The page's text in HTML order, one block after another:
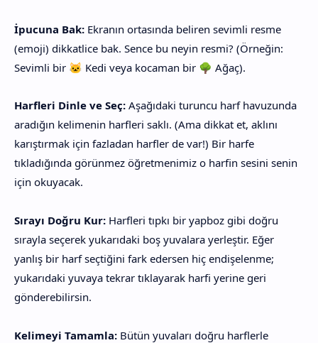
İpucuna Bak: Ekranın ortasında beliren sevimli resme
(emoji) dikkatlice bak. Sence bu neyin resmi? (Örneğin:
Sevimli bir 🐱 Kedi veya kocaman bir 🌳 Ağaç).
Harfleri Dinle ve Seç: Aşağıdaki turuncu harf havuzunda
aradığın kelimenin harfleri saklı. (Ama dikkat et, aklını
karıştırmak için fazladan harfler de var!) Bir harfe
tıkladığında görünmez öğretmenimiz o harfin sesini senin
için okuyacak.
Sırayı Doğru Kur: Harfleri tıpkı bir yapboz gibi doğru
sırayla seçerek yukarıdaki boş yuvalara yerleştir. Eğer
yanlış bir harf seçtiğini fark edersen hiç endişelenme;
yukarıdaki yuvaya tekrar tıklayarak harfi yerine geri
gönderebilirsin.
Kelimeyi Tamamla: Bütün yuvaları doğru harflerle